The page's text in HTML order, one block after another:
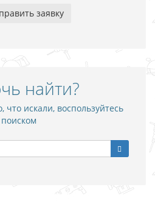
заявку
найти?
искали, воспользуйтесь
поиском